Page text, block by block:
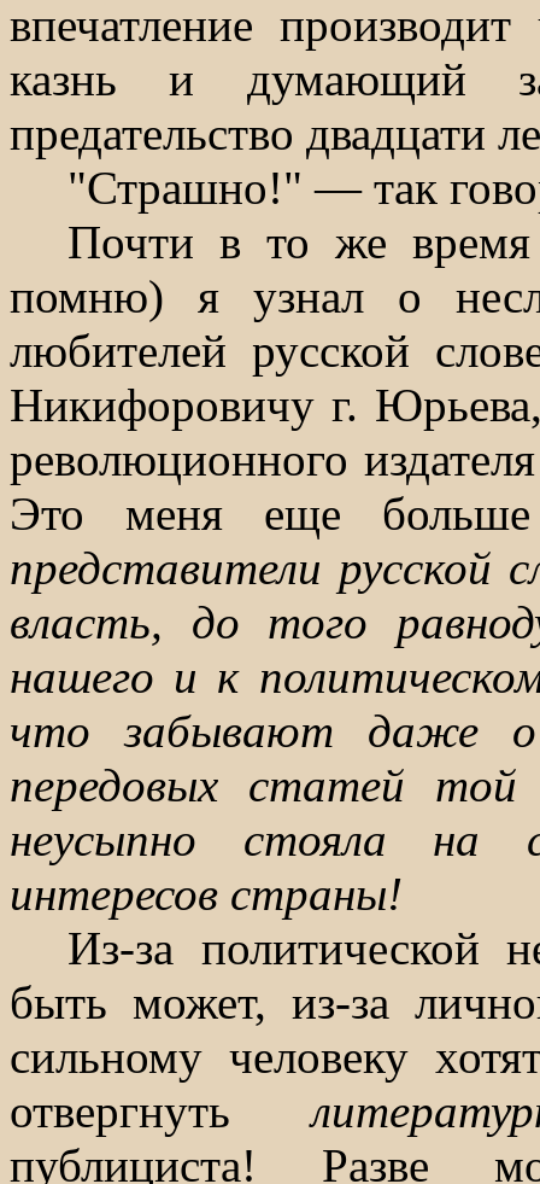
впечатление
казнь и думающий
предательство двадцати
"Страшно!" — так
Почти в то же
помню) я узнал о
любителей русской
Никифоровичу г.
революционного
Это меня еще
представители русской
власть, до того
нашего и к
что забывают даже о
передовых статей той
неусыпно стояла на
интересов страны!
Из-за политической
быть может, из-за
сильному человеку
отвергнуть
публициста! Разве